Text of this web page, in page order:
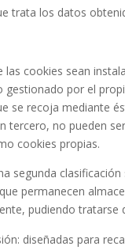
trata los datos
las cookies sean
gestionado por el
se recoja mediante
tercero, no pueden ser
cookies propias.
segunda clasificación
permanecen
pudiendo tratarse
diseñadas para